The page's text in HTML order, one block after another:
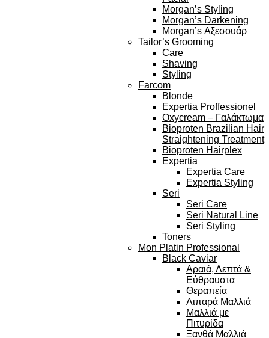
Morgan’s Styling
Morgan’s Darkening
Morgan’s Αξεσουάρ
Tailor’s Grooming
Care
Shaving
Styling
Farcom
Blonde
Expertia Proffessionel
Oxycream – Γαλάκτωμα
Bioproten Brazilian Hair
Straightening Treatment
Bioproten Hairplex
Expertia
Expertia Care
Expertia Styling
Seri
Seri Care
Seri Natural Line
Seri Styling
Toners
Mon Platin Professional
Black Caviar
Αραιά, Λεπτά &
Εύθραυστα
Θεραπεία
Λιπαρά Μαλλιά
Μαλλιά με
Πιτυρίδα
Ξανθά Μαλλιά